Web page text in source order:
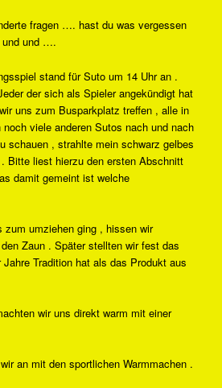
fragen …. hast du was vergessen
und und ….
stand für Suto um 14 Uhr an .
der sich als Spieler angekündigt hat
uns zum Busparkplatz treffen , alle in
viele anderen Sutos nach und nach
schauen , strahlte mein schwarz gelbes
Bitte liest hierzu den ersten Abschnitt
damit gemeint ist welche
umziehen ging , hissen wir
Zaun . Später stellten wir fest das
Tradition hat als das Produkt aus
wir uns direkt warm mit einer
an mit den sportlichen Warmmachen .